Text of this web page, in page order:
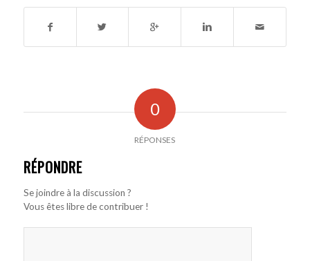
0
RÉPONSES
RÉPONDRE
Se joindre à la discussion ?
Vous êtes libre de contribuer !